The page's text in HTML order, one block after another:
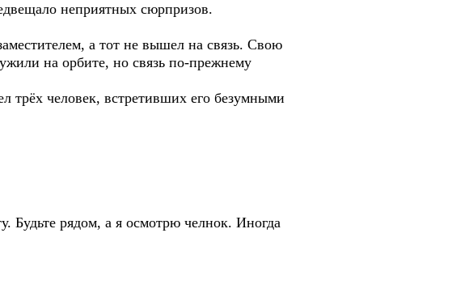
неприятных сюрпризов.
а тот не вышел на связь. Свою
на орбите, но связь по-прежнему
трёх человек, встретивших его безумными
Будьте рядом, а я осмотрю челнок. Иногда